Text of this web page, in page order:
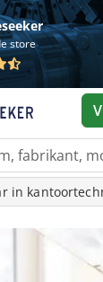
store
in